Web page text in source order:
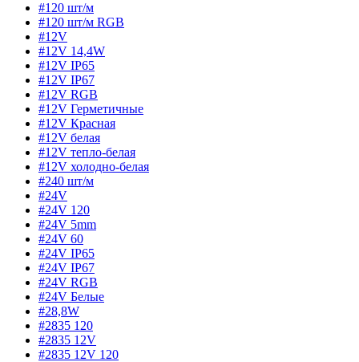
#120 шт/м
#120 шт/м RGB
#12V
#12V 14,4W
#12V IP65
#12V IP67
#12V RGB
#12V Герметичные
#12V Красная
#12V белая
#12V тепло-белая
#12V холодно-белая
#240 шт/м
#24V
#24V 120
#24V 5mm
#24V 60
#24V IP65
#24V IP67
#24V RGB
#24V Белые
#28,8W
#2835 120
#2835 12V
#2835 12V 120